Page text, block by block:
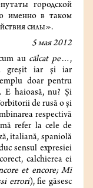
городской
именно в таком
силы».
5 мая 2012
au călcat pe…,
greșit iar și iar
doar pentru
E haioasă, nu? Și
de rusă o și
respectivă
refer la cele de
italiană, spaniolă
sensul expresiei
calchierea ei
et encore; Mi
errori), fie găsesc